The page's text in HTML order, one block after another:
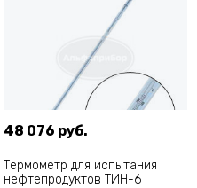
48 076 руб.
Термометр для испытания
нефтепродуктов ТИН-6